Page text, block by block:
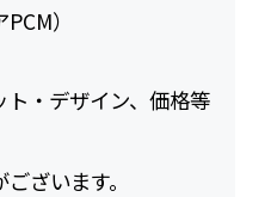
）
・デザイン、価格等
ざいます。